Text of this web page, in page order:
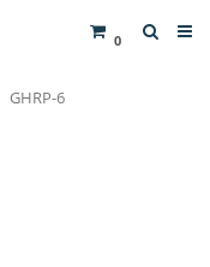
0
GHRP-6